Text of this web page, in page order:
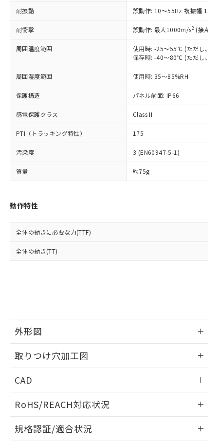
耐振動 誤動作: 10～55Hz 複振幅
耐衝撃 誤動作: 最大1000m/s2 (接点
周囲温度範囲
使用時: -25～55℃ (ただし、氷
保存時: -40～80℃ (ただし、氷
周囲湿度範囲 使用時: 35～85%RH
保護構造 パネル前面: IP66
感電保護クラス Class II
PTI（トラッキング特性） 175
汚染度 3 (EN60947-5-1)
質量 約75g
動作特性
全体の動きに必要な力(TTF)
全体の動き(TT)
外形図
取りつけ穴加工図
CAD
ドすることができます。
ログイン/会員登録
RoHS/REACH対応状況
規格認証/適合状況
記載している更新日時点での社内デー
タに基づき作成されるものであり、閲
覧された時点での実際の在庫および標
準価格とは異なる場合があることをご
正式な納期状況および標準価格はお客
様のお取引先、またはお客様担当のオ
ムロン制御機器販売店・当社販売員に
オムロン制御機器販売店や当社販売拠
販売ネットワーク
」をご確認
ください。
在庫状況および標準価格結果を当社の
事前の承諾なく第三者に漏洩または開
示しないようお願いします。
マイパーツ機能（部品リスト作成サー
ビス）をご利用いただくには、I-Web
メンバーズにご登録されている必要が
および当社の共同利用者が、当社の製
品・サービスに関するお客様との取
をご了承ください。
※当社の共同利用者とは、"個人情報
鉛(Pb) 1000ppm以下、 水銀(Hg) 1000ppm以下、 カド
六価クロム(Cr(Ⅵ)) 1000ppm以下、ポリ臭化ビフェニル
類(PBB) 1000ppm以下、ポリ臭化ジフェニルエーテル類
(PBDE) 1000ppm以下、フタル酸ビス(2-エチルヘキシ
ル) (DEHP)(別名：DOP) 1000ppm以下、フタル酸ブチ
ルベンジル（BBP） 1000ppm以下、フタル酸ジブチル
（DBP） 1000ppm以下、フタル酸ジイソブチル
(DIBP) 1000ppm以下
但し、RoHS指令で産業用監視および制御機器に対する
適用除外項目は除く。
フタル酸エステル類の４物質については閾値を超える意
図的な使用がないことを確認しています。
※2 対応予定月
部品在庫の切り替え状況などにより、予定
月が前後することがあります。
下記の非含有証明書をダウンロードするこ
とができます。
EU RoHS指令（10物質）の非含有証明書
物質の対応では、対応完了までの期間は出
荷製品に未対応品が混在することから備考
既に当社にて対応品への在庫切替を完了
していることから、特段のことがない限
り、2022年1月12日より割愛しておりま
*中国RoHS10物質の基準値 (GB/T26572)：
Pb(鉛) :1000ppm、 Hg(水銀) : 1000ppm、 Cd(カドミウ
Cr(Ⅵ)(六価クロム) : 1000ppm、 PBBs(ポリ臭化ビフェ
ニル類) : 1000ppm、 PBDEs(ポリ臭化ジフェニルエーテ
ル) : 1000ppm、
DEHP(フタル酸ビス(2-エチルヘキシル)) : 1000ppm
※2 環境保護使用期限
「ｅ」：有害物質（10物質）のすべてが基
準値以下であることを示します。
「10」：通常の使用状況下において有害物
質が外部に漏えいし、環境に深刻な影響を
及ぼさない年数を意味します。
（以下｢規制貨物等」という）を輸出
または国外への提供する場合は、日本
国政府の輸出許可(または役務取引許
可)を取得するなどの必要な手続きを
当社は規制貨物を破棄する場合は、完
全に破砕するなど、違法に輸出されな
いよう必要な手段を講じます。
当社は貴社製品を、核兵器、ミサイ
ル、化学兵器、生物兵器またはその他
武器並びにこれらの製造装置等に一切
使用いたしません。
当社は、貴社製品を第三者に販売する
場合は、上記1、2および3の内容を当
該第三者に通知します。また当社は、
販売先および販売に係わる関係者が違
法に輸出するおそれがある場合は、取
り引きをいたしません。
○ 一定数以上の在庫あり
△ 一定数には満たないが在庫あり
在庫なし(最新の在庫状況につ
いては、お客様のお取引先、ま
たはお客様担当のオムロン制御
機器販売店・当社販売員にご確
認ください)
受注生産機種、また在庫状況の
情報を公開していない機種